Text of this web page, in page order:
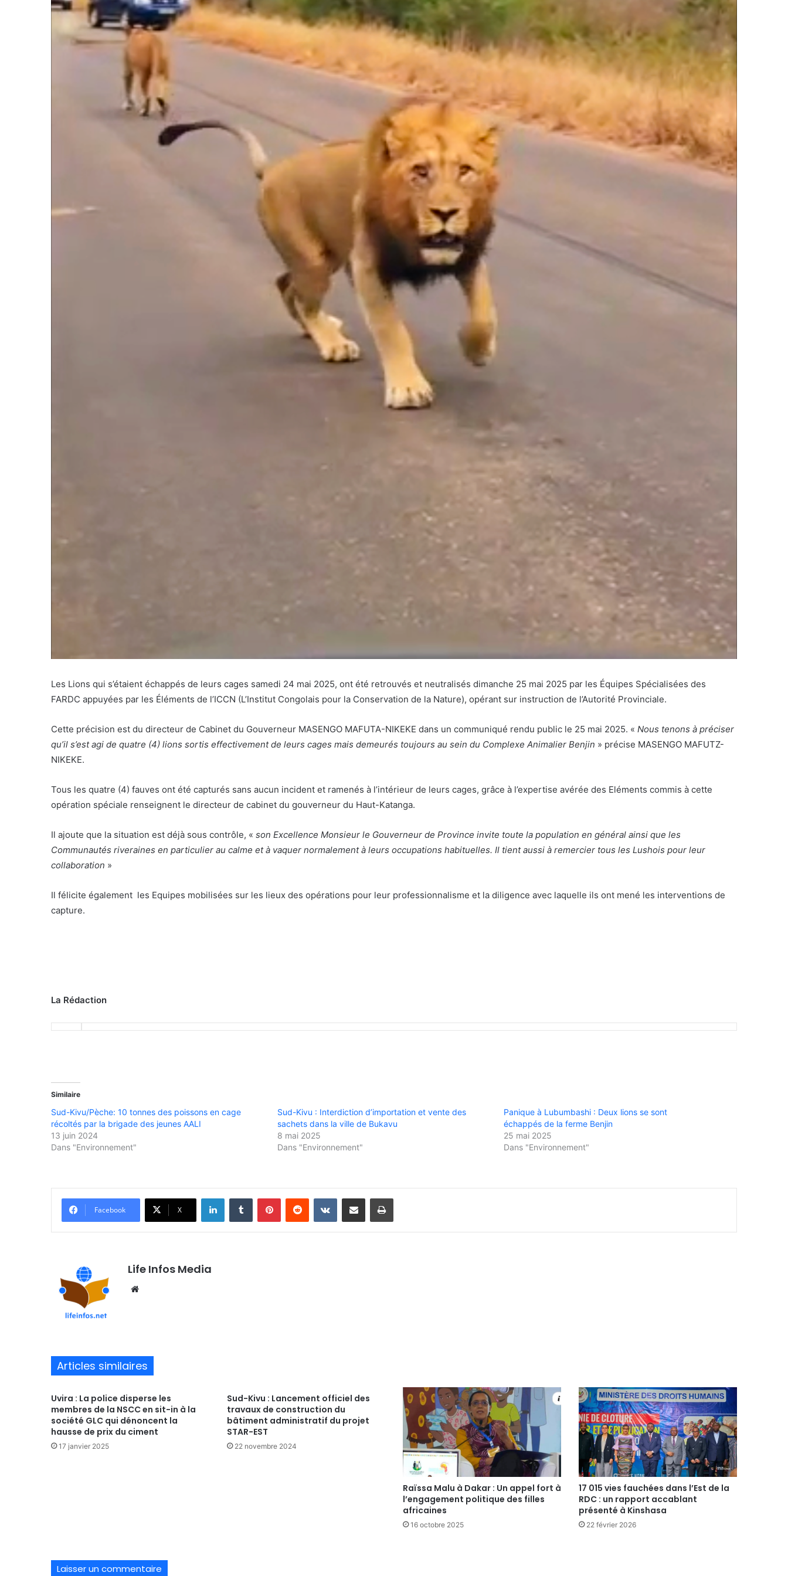
Les Lions qui s’étaient échappés de leurs cages samedi 24 mai 2025, ont été retrouvés et neutralisés dimanche 25 mai 2025 par les Équipes Spécialisées des
FARDC appuyées par les Éléments de l’ICCN (L’Institut Congolais pour la Conservation de la Nature), opérant sur instruction de l’Autorité Provinciale.
Cette précision est du directeur de Cabinet du Gouverneur MASENGO MAFUTA-NIKEKE dans un communiqué rendu public le 25 mai 2025. « Nous tenons à préciser
qu’il s’est agi de quatre (4) lions sortis effectivement de leurs cages mais demeurés toujours au sein du Complexe Animalier Benjin » précise MASENGO MAFUTZ-
NIKEKE.
Tous les quatre (4) fauves ont été capturés sans aucun incident et ramenés à l’intérieur de leurs cages, grâce à l’expertise avérée des Eléments commis à cette
opération spéciale renseignent le directeur de cabinet du gouverneur du Haut-Katanga.
Il ajoute que la situation est déjà sous contrôle, « son Excellence Monsieur le Gouverneur de Province invite toute la population en général ainsi que les
Communautés riveraines en particulier au calme et à vaquer normalement à leurs occupations habituelles. Il tient aussi à remercier tous les Lushois pour leur
collaboration »
Il félicite également les Equipes mobilisées sur les lieux des opérations pour leur professionnalisme et la diligence avec laquelle ils ont mené les interventions de
capture.
La Rédaction
Similaire
Sud-Kivu/Pèche: 10 tonnes des poissons en cage
récoltés par la brigade des jeunes AALI
13 juin 2024
Dans "Environnement"
Sud-Kivu : Interdiction d’importation et vente des
sachets dans la ville de Bukavu
8 mai 2025
Dans "Environnement"
Panique à Lubumbashi : Deux lions se sont
échappés de la ferme Benjin
25 mai 2025
Dans "Environnement"
Facebook X
Life Infos Media
Articles similaires
Uvira : La police disperse les
membres de la NSCC en sit-in à la
société GLC qui dénoncent la
hausse de prix du ciment
17 janvier 2025
Sud-Kivu : Lancement officiel des
travaux de construction du
bâtiment administratif du projet
STAR-EST
22 novembre 2024
Raïssa Malu à Dakar : Un appel fort à
l’engagement politique des filles
africaines
16 octobre 2025
17 015 vies fauchées dans l’Est de la
RDC : un rapport accablant
présenté à Kinshasa
22 février 2026
Laisser un commentaire